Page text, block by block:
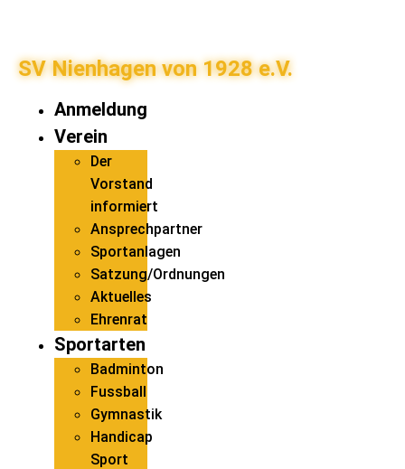
SV Nienhagen von 1928 e.V.
Anmeldung
Verein
Der
Vorstand
informiert
Ansprechpartner
Sportanlagen
Satzung/Ordnungen
Aktuelles
Ehrenrat
Sportarten
Badminton
Fussball
Gymnastik
Handicap
Sport